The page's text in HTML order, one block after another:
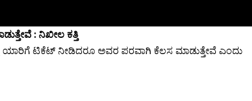
: ನಿಖೀಲ ಕತ್ತಿ
ಯಾರಿಗೆ ಟಿಕೆಟ್ ನೀಡಿದರೂ ಅವರ ಪರವಾಗಿ ಕೆಲಸ ಮಾಡುತ್ತೇವೆ ಎಂದು